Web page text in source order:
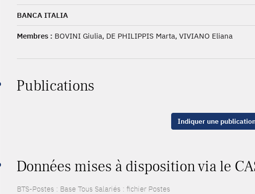
BANCA ITALIA
Membres : BOVINI Giulia, DE PHILIPPIS Marta, VIVIANO Eliana
Publications
Indiquer une
Données mises à disposition via le
BTS-Postes : Base Tous Salariés : fichier Postes